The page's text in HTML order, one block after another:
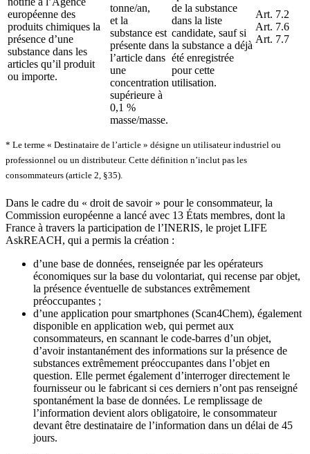
européenne des
produits chimiques la
présence d’une
substance dans les
articles qu’il produit
ou importe.
tonne/an,
et la
substance est
présente dans
l’article dans
une
concentration
supérieure à
0,1 %
masse/masse.
de la substance
dans la liste
candidate, sauf si
la substance a déjà
été enregistrée
pour cette
utilisation.
Art. 7.2
Art. 7.6
Art. 7.7
* Le terme « Destinataire de l’article » désigne un utilisateur industriel ou
professionnel ou un distributeur. Cette définition n’inclut pas les
consommateurs (article 2, §35).
Dans le cadre du « droit de savoir » pour le consommateur, la
Commission européenne a lancé avec 13 États membres, dont la
France à travers la participation de l’INERIS, le projet LIFE
AskREACH, qui a permis la création :
d’une base de données, renseignée par les opérateurs
économiques sur la base du volontariat, qui recense par objet,
la présence éventuelle de substances extrêmement
préoccupantes ;
d’une application pour smartphones (Scan4Chem), également
disponible en application web, qui permet aux
consommateurs, en scannant le code-barres d’un objet,
d’avoir instantanément des informations sur la présence de
substances extrêmement préoccupantes dans l’objet en
question. Elle permet également d’interroger directement le
fournisseur ou le fabricant si ces derniers n’ont pas renseigné
spontanément la base de données. Le remplissage de
l’information devient alors obligatoire, le consommateur
devant être destinataire de l’information dans un délai de 45
jours.